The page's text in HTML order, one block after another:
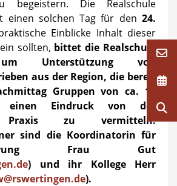
begeistern. Die Realschule
einen solchen Tag für den 24.
Einblicke Inhalt dieser
sollten, bittet die Realschule
Unterstützung von
aus der Region, die bereit
Gruppen von ca. 10
einen Eindruck von der
Praxis zu vermitteln.
sind die Koordinatorin für
Frau Gut
) und ihr Kollege Herr
).